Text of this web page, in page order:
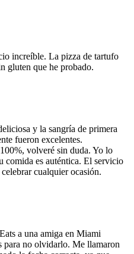
increíble. La pizza de tartufo
gluten que he probado.
y la sangría de primera
fueron excelentes.
volveré sin duda. Yo lo
comida es auténtica. El servicio
cualquier ocasión.
a una amiga en Miami
para no olvidarlo. Me llamaron